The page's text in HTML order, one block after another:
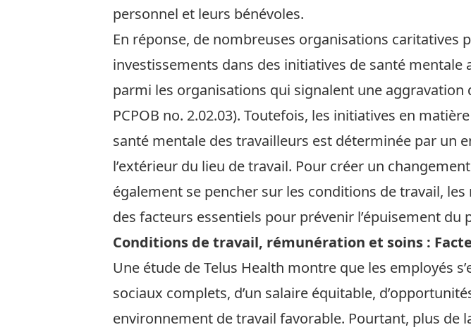
personnel et leurs bénévoles.
En réponse, de nombreuses organisations caritatives
investissements dans des initiatives de santé mentale
parmi les organisations qui signalent une
PCPOB no. 2.02.03). Toutefois, les initiatives en
santé mentale des travailleurs est déterminée par un
l’extérieur du lieu de travail. Pour créer un
également se pencher sur les conditions de travail,
des facteurs essentiels pour prévenir l’épuisement du
Conditions de travail, rémunération et soins :
Une étude deTelus Health montre que les employés
sociaux complets, d’un salaire équitable,
environnement de travail favorable. Pourtant, plus de